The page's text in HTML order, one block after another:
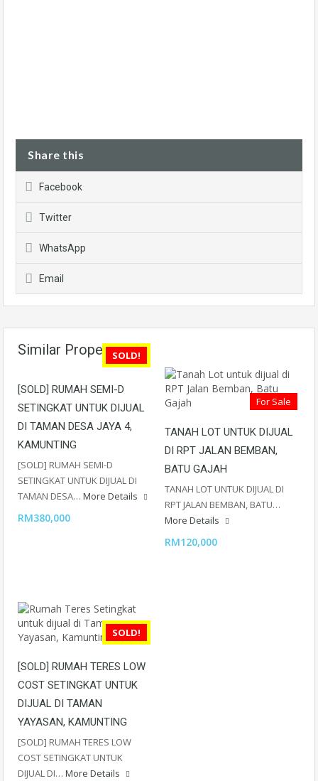
Share this
Facebook
Twitter
WhatsApp
Email
Similar Properties
SOLD!
[SOLD] RUMAH SEMI-D
SETINGKAT UNTUK DIJUAL
DI TAMAN DESA JAYA 4,
KAMUNTING
[SOLD] RUMAH SEMI-D
SETINGKAT UNTUK DIJUAL DI
TAMAN DESA… More Details
RM380,000
For Sale
TANAH LOT UNTUK DIJUAL
DI RPT JALAN BEMBAN,
BATU GAJAH
TANAH LOT UNTUK DIJUAL DI
RPT JALAN BEMBAN, BATU…
More Details
RM120,000
SOLD!
[SOLD] RUMAH TERES LOW
COST SETINGKAT UNTUK
DIJUAL DI TAMAN
YAYASAN, KAMUNTING
[SOLD] RUMAH TERES LOW
COST SETINGKAT UNTUK
DIJUAL DI… More Details